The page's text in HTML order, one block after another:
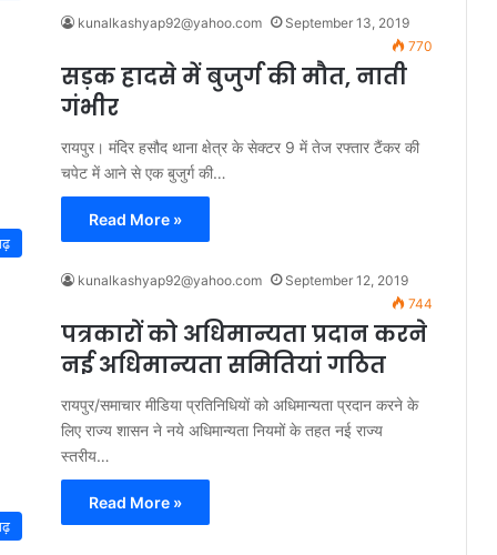
kunalkashyap92@yahoo.com
September 13, 2019
770
सड़क हादसे में बुजुर्ग की मौत, नाती
गंभीर
रायपुर। मंदिर हसौद थाना क्षेत्र के सेक्टर 9 में तेज रफ्तार टैंकर की
चपेट में आने से एक बुजुर्ग की…
Read More »
kunalkashyap92@yahoo.com
September 12, 2019
744
पत्रकारों को अधिमान्यता प्रदान करने
नई अधिमान्यता समितियां गठित
रायपुर/समाचार मीडिया प्रतिनिधियों को अधिमान्यता प्रदान करने के
लिए राज्य शासन ने नये अधिमान्यता नियमों के तहत नई राज्य
स्तरीय…
Read More »